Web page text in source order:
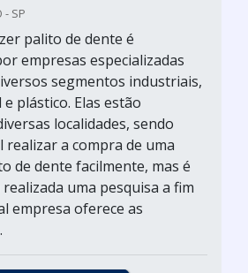
- SP
palito de dente é
empresas especializadas
segmentos industriais,
plástico. Elas estão
localidades, sendo
realizar a compra de uma
de dente facilmente, mas é
uma pesquisa a fim
empresa oferece as